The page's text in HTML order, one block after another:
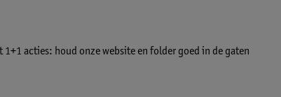
acties: houd onze website en folder goed in de gaten